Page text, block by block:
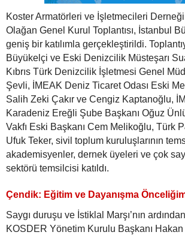
Koster Armatörleri ve İşletmecileri
Olağan Genel Kurul Toplantısı, İstanbul
geniş bir katılımla gerçekleştirildi.
Büyükelçi ve Eski Denizcilik Müsteşarı
Kıbrıs Türk Denizcilik İşletmesi Genel
Şevli, İMEAK Deniz Ticaret Odası Eski
Salih Zeki Çakır ve Cengiz Kaptanoğlu,
Karadeniz Ereğli Şube Başkanı Oğuz
Vakfı Eski Başkanı Cem Melikoğlu, Türk
Ufuk Teker, sivil toplum kuruluşlarının
akademisyenler, dernek üyeleri ve çok
sektörü temsilcisi katıldı.
Çendik: Eğitim ve Dayanışma
Saygı duruşu ve İstiklal Marşı’nın
KOSDER Yönetim Kurulu Başkanı